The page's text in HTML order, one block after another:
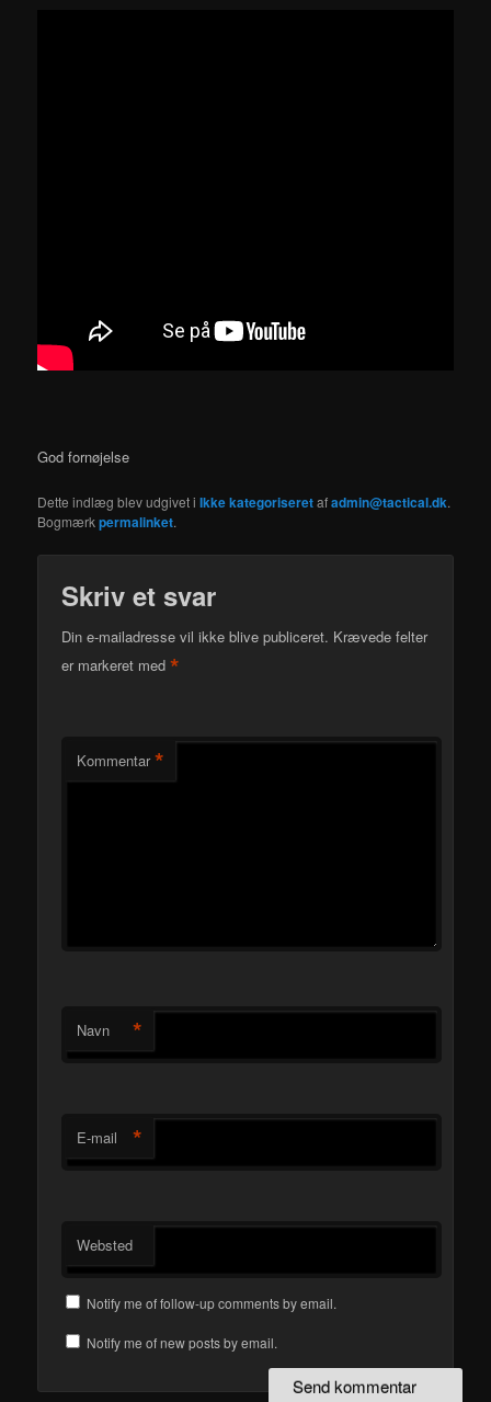
God fornøjelse
Dette indlæg blev udgivet iIkke kategoriseretafadmin@tactical.dk.
Bogmærkpermalinket.
Skriv et svar
Din e-mailadresse vil ikke blive publiceret. Krævede felter
er markeret med*
Kommentar *
Navn *
E-mail *
Websted
Notify me of follow-up comments by email.
Notify me of new posts by email.